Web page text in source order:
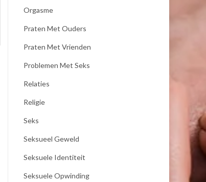
deze dag staan we eigenlijk
Orgasme
Praten Met Ouders
Praten Met Vrienden
Problemen Met Seks
Relaties
Religie
Seks
Seksueel Geweld
Seksuele Identiteit
Seksuele Opwinding